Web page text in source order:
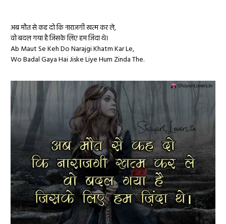
अब मौत से कह दो कि नाराजगी खत्म कर ले,
वो बदल गया है जिसके लिए हम ज़िंदा थे​।
Ab Maut Se Keh Do Narajgi Khatm Kar Le,
Wo Badal Gaya Hai Jiske Liye Hum Zinda The.